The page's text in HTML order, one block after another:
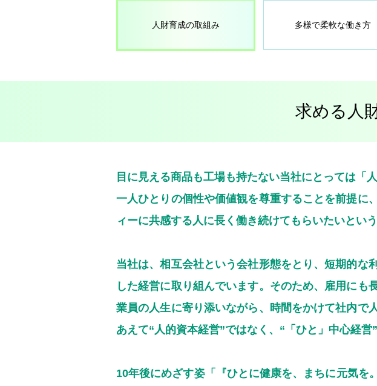
人財育成の取組み 多様で柔軟な働き方
求める人
目に見える商品も工場も持たない当社にとっては「
一人ひとりの個性や価値観を尊重することを前提に
ィーに共感する人に長く働き続けてもらいたいとい
当社は、相互会社という会社形態をとり、短期的な
した経営に取り組んでいます。そのため、雇用に
業員の人生に寄り添いながら、時間をかけて社内で
あえて“人的資本経営”ではなく、“「ひと」中心経営
10年後にめざす姿「『ひとに健康を、まちに元気